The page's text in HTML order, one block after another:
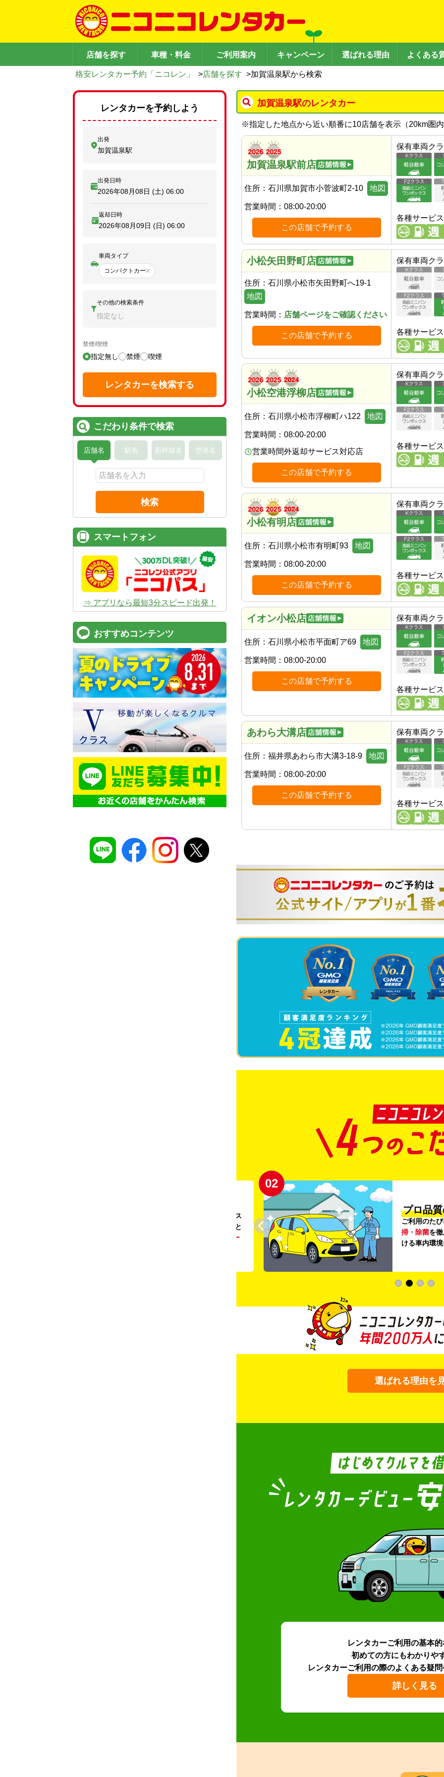
店舗を探す 車種・料金 ご利用案内 キャンペーン 選ばれる理由 よくある
格安レンタカー予約「ニコレン」 >店舗を探す >加賀温泉駅から検索
加賀温泉駅のレンタカー
※指定した地点から近い順番に10店舗を表示（20km圏
加賀温泉駅前店
住所： 石川県加賀市小菅波町2-10 地図
営業時間： 08:00-20:00
この店舗で予約する
保有車両ク
各種サービス
小松矢田野町店
住所： 石川県小松市矢田野町へ19-1
地図
営業時間： 店舗ページをご確認ください
この店舗で予約する
保有車両ク
各種サービス
小松空港浮柳店
住所： 石川県小松市浮柳町ハ122 地図
営業時間： 08:00-20:00
営業時間外返却サービス対応店
この店舗で予約する
保有車両ク
各種サービス
小松有明店
住所： 石川県小松市有明町93 地図
営業時間： 08:00-20:00
この店舗で予約する
保有車両ク
各種サービス
イオン小松店
住所： 石川県小松市平面町ア69 地図
営業時間： 08:00-20:00
この店舗で予約する
保有車両ク
各種サービス
あわら大溝店
住所： 福井県あわら市大溝3-18-9 地図
営業時間： 08:00-20:00
この店舗で予約する
保有車両ク
各種サービス
。ガソリンス
タンドや整備工場の既存インフラを活用すること
リー
02
プロ品
ご利用のた
掃・除菌を
ける車内環
選ばれる理由を
レンタカーご利用の基本
初めての方にもわかりや
レンタカーご利用の際のよくある疑問
詳しく見る
レンタカーを予約しよう
出発
加賀温泉駅
出発日時
2026年08月08日 (土) 06:00
返却日時
2026年08月09日 (日) 06:00
車両タイプ
コンパクトカー
その他の検索条件
指定なし
禁煙/喫煙
指定無し 禁煙 喫煙
レンタカーを検索する
こだわり条件で検索
店舗名 駅名 新幹線名 空港名
検索
スマートフォン
⇒ アプリなら最短3分スピード出発！
おすすめコンテンツ